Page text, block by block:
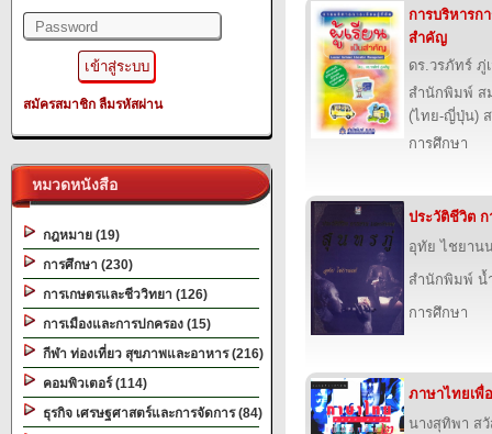
สมัครสมาชิก ลืมรหัสผ่าน
หมวดหนังสือ
กฎหมาย (19)
การศึกษา (230)
การเกษตรและชีววิทยา (126)
การเมืองและการปกครอง (15)
กีฬา ท่องเที่ยว สุขภาพและอาหาร (216)
คอมพิวเตอร์ (114)
ธุรกิจ เศรษฐศาสตร์และการจัดการ (84)
การบริหารก
สำคัญ
ดร.วรภัทร์ ภู่
สำนักพิมพ์ ส
(ไทย-ญี่ปุ่น)
การศึกษา
ประวัติชีวิต
อุทัย ไชยาน
สำนักพิมพ์ น้
การศึกษา
ภาษาไทยเพื่
นางสุทิพา ส